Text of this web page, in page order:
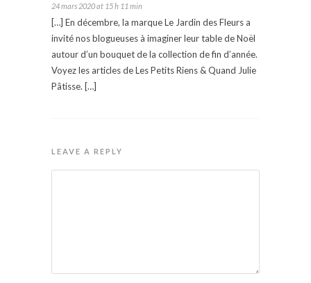
24 mars 2020 at 15 h 11 min
[…] En décembre, la marque Le Jardin des Fleurs a
invité nos blogueuses à imaginer leur table de Noël
autour d’un bouquet de la collection de fin d’année.
Voyez les articles de Les Petits Riens & Quand Julie
Pâtisse. […]
LEAVE A REPLY